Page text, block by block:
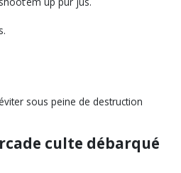
sous peine de destruction
culte débarqué